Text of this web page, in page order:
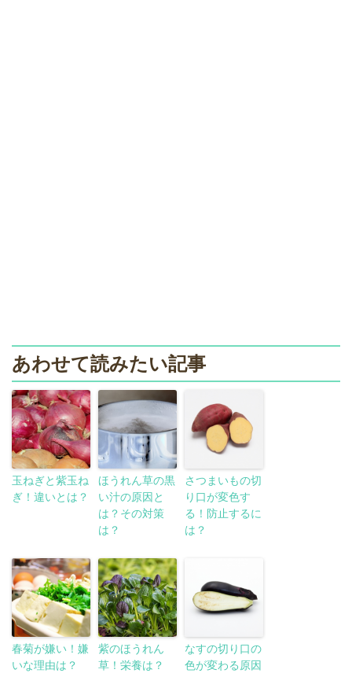
あわせて読みたい記事
玉ねぎと紫玉ね
ぎ！違いとは？
ほうれん草の黒
い汁の原因と
は？その対策
は？
さつまいもの切
り口が変色す
る！防止するに
は？
春菊が嫌い！嫌
いな理由は？
紫のほうれん
草！栄養は？
なすの切り口の
色が変わる原因